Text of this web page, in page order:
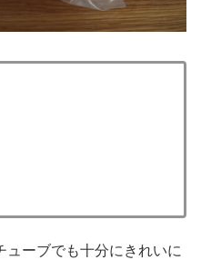
ューブでも十分にきれいに